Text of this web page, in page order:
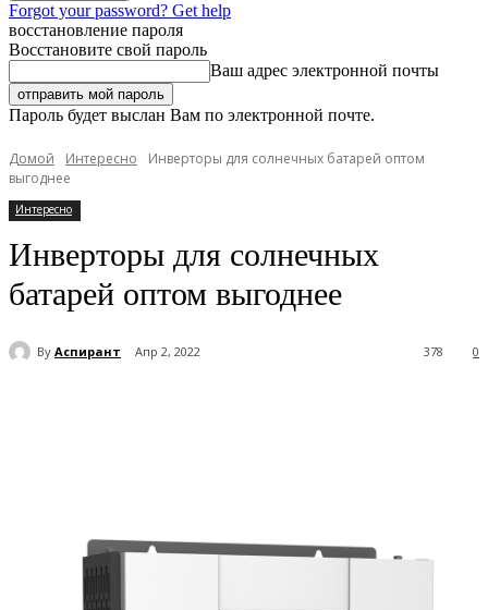
Forgot your password? Get help
восстановление пароля
Восстановите свой пароль
Ваш адрес электронной почты
Пароль будет выслан Вам по электронной почте.
Домой Интересно
Инверторы для солнечных батарей оптом
выгоднее
Интересно
Инверторы для солнечных
батарей оптом выгоднее
By Аспирант Апр 2, 2022 0
378